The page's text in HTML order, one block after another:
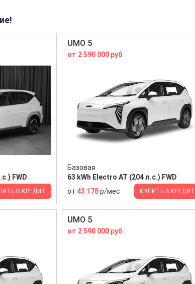
FWD
В КРЕДИТ
UMO 5
от 2 590 000 руб
Базовая
63 kWh Electro AT (204 л.с.) FWD
от 43 178р/мес КУПИТЬ В КРЕДИТ
UMO 5
от 2 590 000 руб